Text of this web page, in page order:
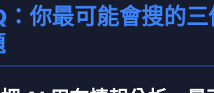
：你最可能會搜的